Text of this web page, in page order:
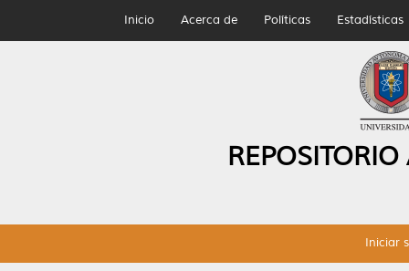
Inicio Acerca de Políticas Estadísticas
Iniciar